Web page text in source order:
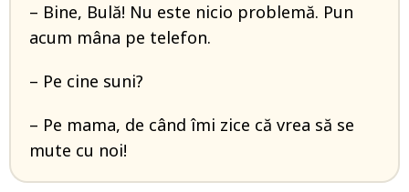
– Bine, Bulă! Nu este nicio problemă. Pun
acum mâna pe telefon.
– Pe cine suni?
– Pe mama, de când îmi zice că vrea să se
mute cu noi!